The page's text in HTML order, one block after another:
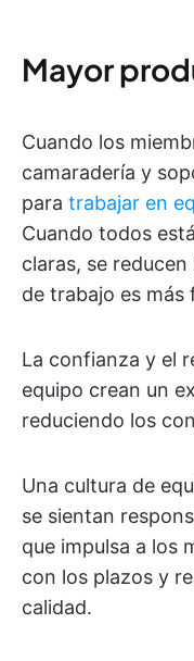
Mayor
Cuando los
camaradería y
para trabajar en
Cuando todos
claras, se
de trabajo es más
La confianza y el
equipo crean un
reduciendo los
Una cultura de
se sientan
que impulsa a los
con los plazos y
calidad.